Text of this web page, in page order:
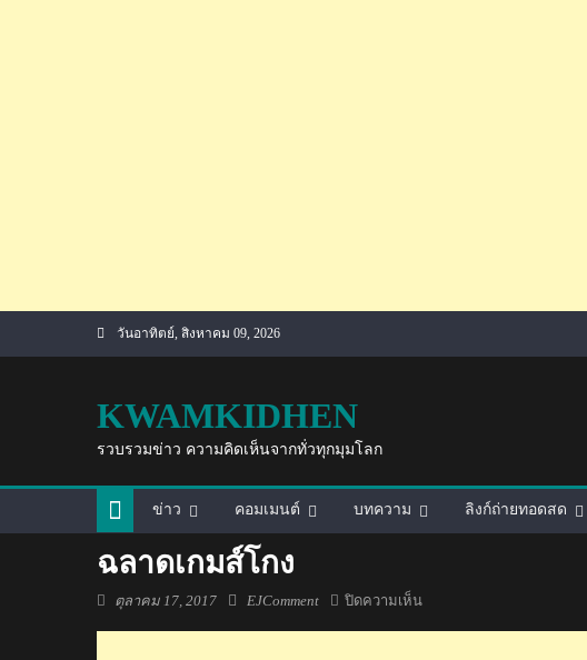
วันอาทิตย์, สิงหาคม 09, 2026
KWAMKIDHEN
รวบรวมข่าว ความคิดเห็นจากทั่วทุกมุมโลก
ข่าว คอมเมนต์ บทความ ลิงก์ถ่ายทอดสด
ฉลาดเกมส์โกง
Posted
ตุลาคม 17, 2017 Author
EJComment ปิดความเห็น